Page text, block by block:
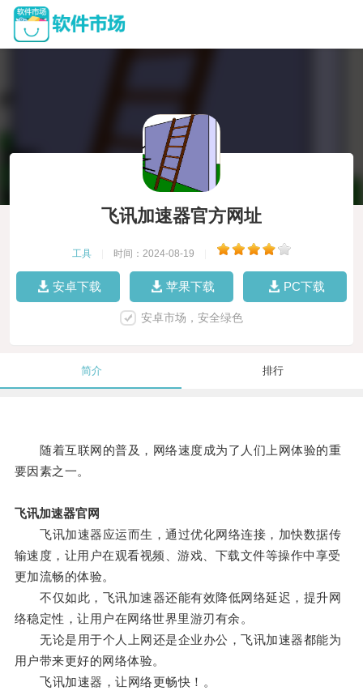
飞讯加速器官方网址
工具 时间：2024-08-19
安卓下载 苹果下载 PC下载
安卓市场，安全绿色
简介 排行
随着互联网的普及，网络速度成为了人们上网体验的重
要因素之一。
飞讯加速器官网
飞讯加速器应运而生，通过优化网络连接，加快数据传
输速度，让用户在观看视频、游戏、下载文件等操作中享受
更加流畅的体验。
不仅如此，飞讯加速器还能有效降低网络延迟，提升网
络稳定性，让用户在网络世界里游刃有余。
无论是用于个人上网还是企业办公，飞讯加速器都能为
用户带来更好的网络体验。
飞讯加速器，让网络更畅快！。